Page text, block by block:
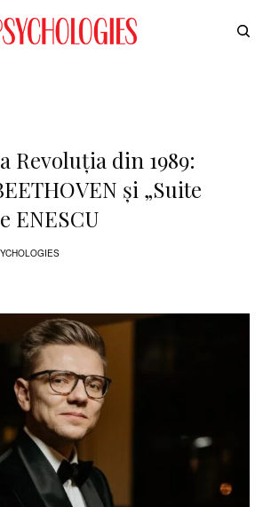
Revoluția din 1989:
și „Suite
ENESCU